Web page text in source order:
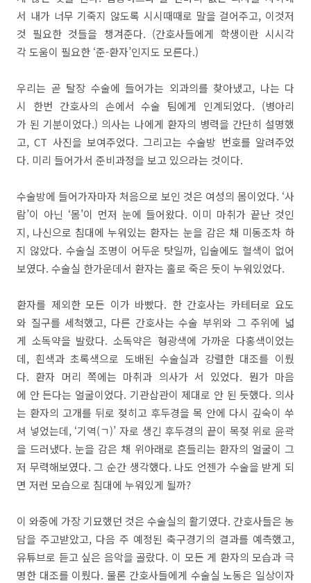
서 내가 너무 기죽지 않도록 시시때때로 말을 걸어주고, 이것저
것 필요한 것들을 챙겨준다. (간호사들에게 학생이란 시시각
각 도움이 필요한 ‘준-환자’인지도 모른다.)
우리는 곧 탈장 수술에 들어가는 외과의를 찾아냈고, 나는 다
시 한번 간호사의 손에서 수술 팀에게 인계되었다. (병아리
가 된 기분이었다.) 의사는 나에게 환자의 병력을 간단히 설명했
고, CT 사진을 보여주었다. 그리고는 수술방 번호를 알려주었
다. 미리 들어가서 준비과정을 보고 있으라는 것이다.
수술방에 들어가자마자 처음으로 보인 것은 여성의 몸이었다. ‘사
람’이 아닌 ‘몸’이 먼저 눈에 들어왔다. 이미 마취가 끝난 것인
지, 나신으로 침대에 누워있는 환자는 눈을 감은 채 미동조차 하
지 않았다. 수술실 조명이 어두운 탓일까, 입술에도 혈색이 없어
보였다. 수술실 한가운데서 환자는 홀로 죽은 듯이 누워있었다.
환자를 제외한 모든 이가 바빴다. 한 간호사는 카테터로 요도
와 질구를 세척했고, 다른 간호사는 수술 부위와 그 주위에 넓
게 소독약을 발랐다. 소독약은 형광색에 가까운 다홍색이었는
데, 흰색과 초록색으로 도배된 수술실과 강렬한 대조를 이뤘
다. 환자 머리 쪽에는 마취과 의사가 서 있었다. 뭔가 마음
에 안 든다는 얼굴이었다. 기관삽관이 제대로 안 된 듯했다. 의사
는 환자의 고개를 뒤로 젖히고 후두경을 목 안에 다시 깊숙이 쑤
셔 넣었는데, ‘기역(ㄱ)’ 자로 생긴 후두경의 끝이 목젖 위로 윤곽
을 드러냈다. 눈을 감은 채 위아래로 흔들리는 환자의 얼굴이 그
저 무력해보였다. 그 순간 생각했다. 나도 언젠가 수술을 받게 되
면 저런 모습으로 침대에 누워있게 될까?
이 와중에 가장 기묘했던 것은 수술실의 활기였다. 간호사들은 농
담을 주고받았고, 다음 주 예정된 축구경기의 결과를 예측했고,
유튜브로 듣고 싶은 음악을 골랐다. 이 모든 게 환자의 모습과 극
명한 대조를 이뤘다. 물론 간호사들에게 수술실 노동은 일상이자